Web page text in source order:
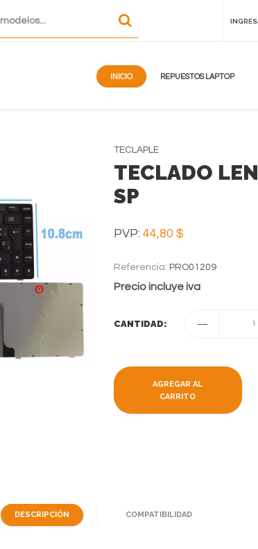
INICIO REPUESTOS LAPTOP
TECLAPLE
TECLADO
SP
PVP:44,80 $
Referencia: PRO01209
Precio incluye iva
CANTIDAD: 1
AGREGAR AL
CARRITO
DESCRIPCIÓN COMPATIBILIDAD